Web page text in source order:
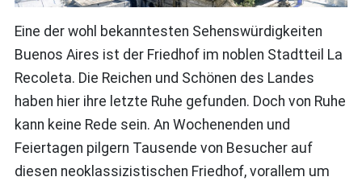
Eine der wohl bekanntesten Sehenswürdigkeiten
Buenos Aires ist der Friedhof im noblen Stadtteil La
Recoleta. Die Reichen und Schönen des Landes
haben hier ihre letzte Ruhe gefunden. Doch von Ruhe
kann keine Rede sein. An Wochenenden und
Feiertagen pilgern Tausende von Besucher auf
diesen neoklassizistischen Friedhof, vorallem um